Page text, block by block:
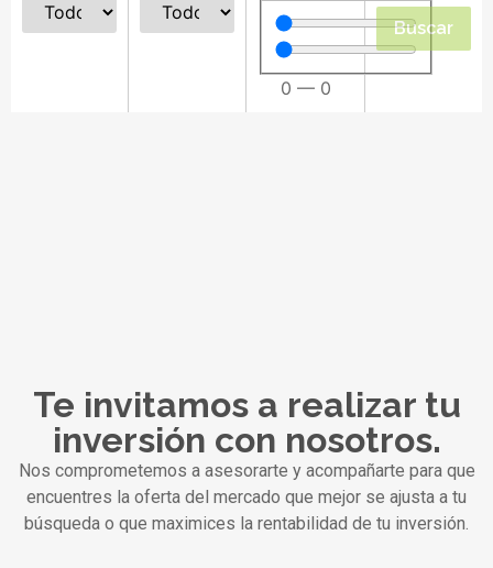
0 — 0
Buscar
Te invitamos a realizar tu
inversión con nosotros.
Nos comprometemos a asesorarte y acompañarte para que
encuentres la oferta del mercado que mejor se ajusta a tu
búsqueda o que maximices la rentabilidad de tu inversión.